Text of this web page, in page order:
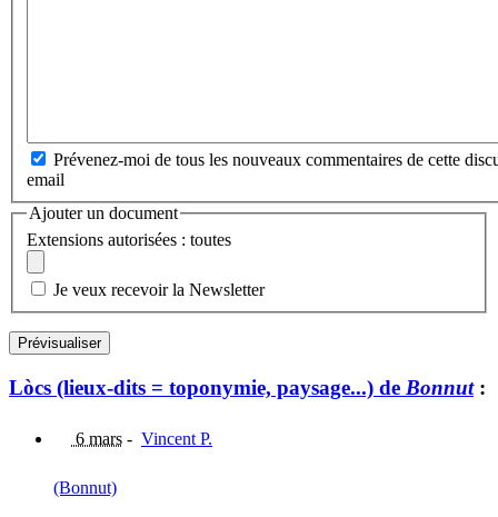
Prévenez-moi de tous les nouveaux commentaires de cette
email
Ajouter un document
Extensions autorisées : toutes
Je veux recevoir la Newsletter
Lòcs (lieux-dits = toponymie, paysage...) de Bonnut:
6 mars - Vincent P.
(Bonnut)